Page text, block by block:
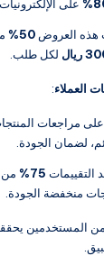
على الإلكترونيات.
هذه العروض 50%
ريال لكل طلب.
العملاء:
مراجعات
لضمان الجودة.
التقييمات 75%
من
منخفضة الجودة.
من المستخدمين